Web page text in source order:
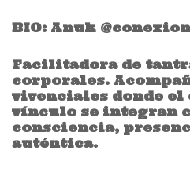
BIO: Anuk
Facilitadora de
corporales.
vivenciales donde el
vínculo se integran
consciencia,
auténtica.